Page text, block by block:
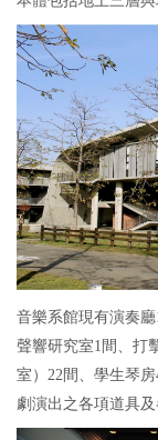
音樂系館現有演奏
聲響研究室1間、打
室）22間、學生琴
劇演出之各項道具及